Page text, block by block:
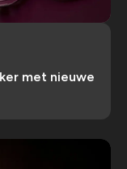
met nieuwe